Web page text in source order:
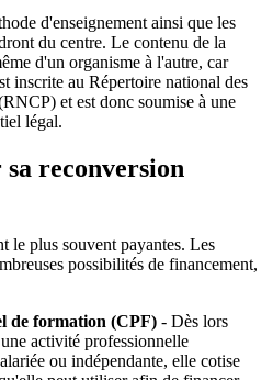
d'enseignement ainsi que les
du centre. Le contenu de la
d'un organisme à l'autre, car
inscrite au Répertoire national des
et est donc soumise à une
légal.
reconversion
le plus souvent payantes. Les
possibilités de financement,
de formation (CPF) - Dès lors
activité professionnelle
ou indépendante, elle cotise